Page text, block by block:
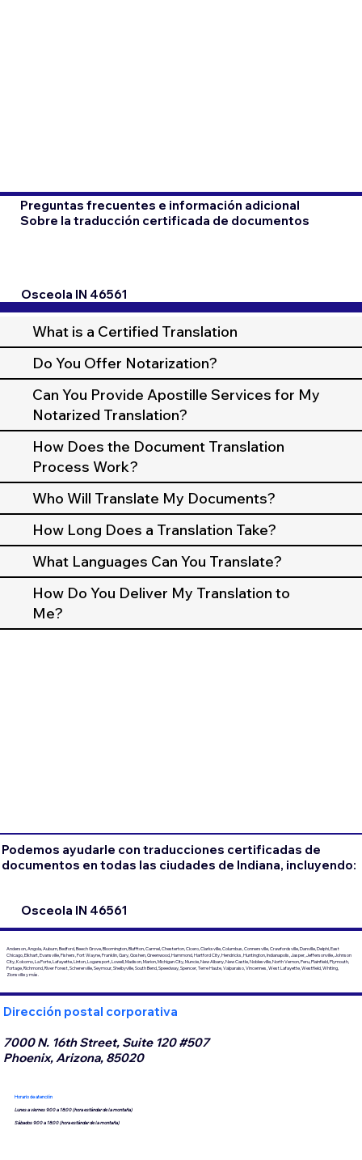
Preguntas frecuentes e información adicional
Sobre la traducción certificada de documentos
Osceola IN 46561
What is a Certified Translation
Do You Offer Notarization?
Can You Provide Apostille Services for My
Notarized Translation?
How Does the Document Translation
Process Work?
Who Will Translate My Documents?
How Long Does a Translation Take?
What Languages Can You Translate?
How Do You Deliver My Translation to
Me?
Podemos ayudarle con traducciones certificadas de
documentos en todas las ciudades de Indiana, incluyendo:
Osceola IN 46561
Anderson, Angola, Auburn, Bedford, Beech Grove, Bloomington, Bluffton, Carmel, Chesterton, Cicero, Clarksville, Columbus, Connersville, Crawfordsville, Danville, Delphi, East
Chicago, Elkhart, Evansville, Fishers, Fort Wayne, Franklin, Gary, Goshen, Greenwood, Hammond, Hartford City, Hendricks, Huntington, Indianapolis, Jasper, Jeffersonville, Johnson
City, Kokomo, La Porte, Lafayette, Linton, Logansport, Lowell, Madison, Marion, Michigan City, Muncie, New Albany, New Castle, Noblesville, North Vernon, Peru, Plainfield, Plymouth,
Portage, Richmond, River Forest, Schererville, Seymour, Shelbyville, South Bend, Speedway, Spencer, Terre Haute, Valparaiso, Vincennes, West Lafayette, Westfield, Whiting,
Zionsville y más.
Dirección postal corporativa
7000 N. 16th Street, Suite 120 #507
Phoenix, Arizona, 85020
Horario de atención
Lunes a viernes 9:00 a 18:00 (hora estándar de la montaña)
Sábados 9:00 a 18:00 (hora estándar de la montaña)